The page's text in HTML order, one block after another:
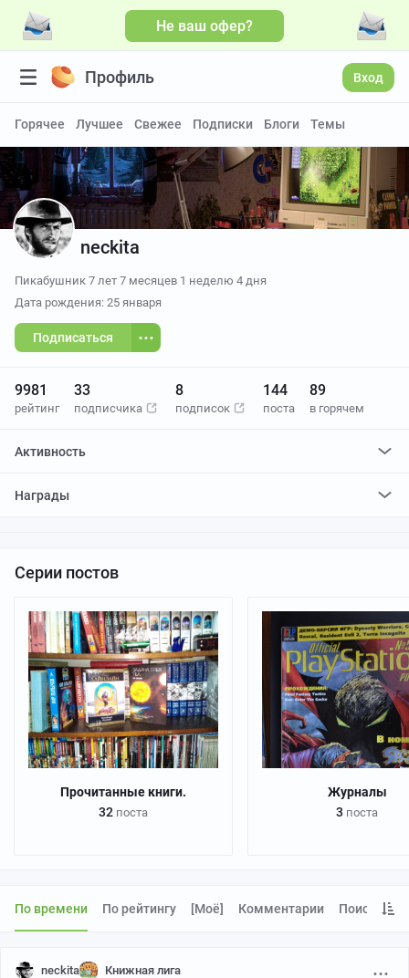
Не ваш офер?
Профиль Вход
Горячее Лучшее Свежее Подписки Блоги Темы
neckita
Пикабушник 7 лет 7 месяцев 1 неделю 4 дня
Дата рождения: 25 января
Подписаться
9981
рейтинг
33
подписчика
8
подписок
144
поста
89
в горячем
Активность
отредактировал
Награды
Серии постов
Прочитанные книги.
32 поста
Журналы
3 поста
По времени По рейтингу [моё] Комментарии Поиск
neckita Книжная лига